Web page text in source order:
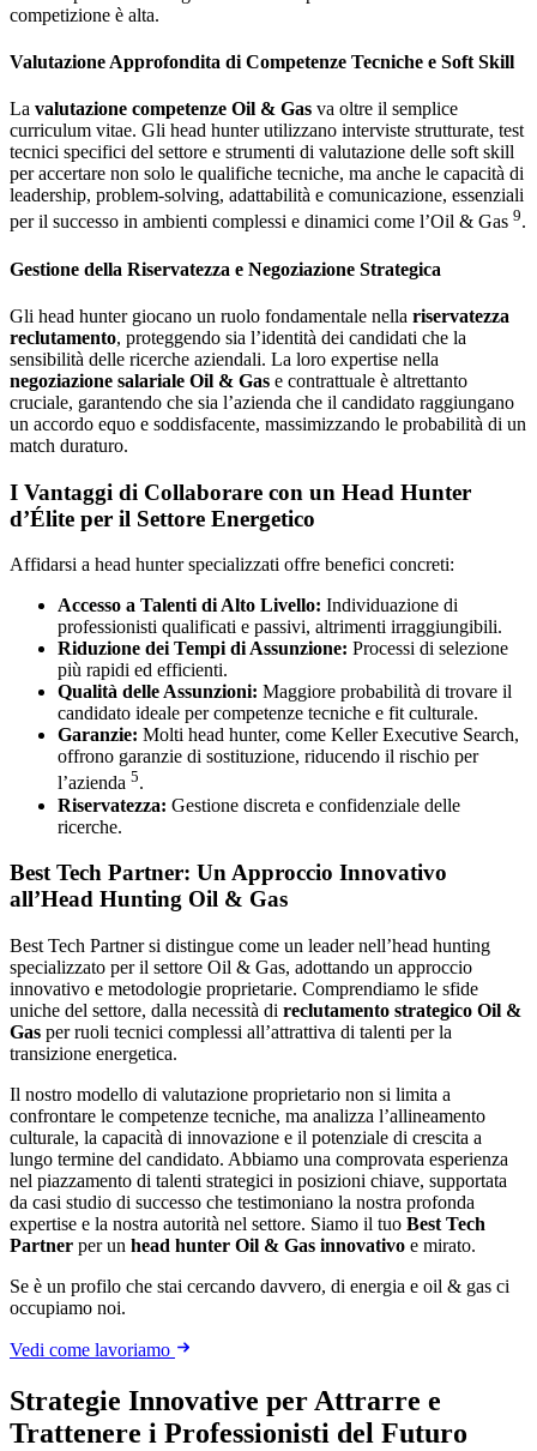
competizione è alta.
Valutazione Approfondita di Competenze Tecniche e Soft Skill
La valutazione competenze Oil & Gas va oltre il semplice
curriculum vitae. Gli head hunter utilizzano interviste strutturate, test
tecnici specifici del settore e strumenti di valutazione delle soft skill
per accertare non solo le qualifiche tecniche, ma anche le capacità di
leadership, problem-solving, adattabilità e comunicazione, essenziali
per il successo in ambienti complessi e dinamici come l’Oil & Gas 9.
Gestione della Riservatezza e Negoziazione Strategica
Gli head hunter giocano un ruolo fondamentale nella riservatezza
reclutamento, proteggendo sia l’identità dei candidati che la
sensibilità delle ricerche aziendali. La loro expertise nella
negoziazione salariale Oil & Gas e contrattuale è altrettanto
cruciale, garantendo che sia l’azienda che il candidato raggiungano
un accordo equo e soddisfacente, massimizzando le probabilità di un
match duraturo.
I Vantaggi di Collaborare con un Head Hunter
d’Élite per il Settore Energetico
Affidarsi a head hunter specializzati offre benefici concreti:
Accesso a Talenti di Alto Livello: Individuazione di
professionisti qualificati e passivi, altrimenti irraggiungibili.
Riduzione dei Tempi di Assunzione: Processi di selezione
più rapidi ed efficienti.
Qualità delle Assunzioni: Maggiore probabilità di trovare il
candidato ideale per competenze tecniche e fit culturale.
Garanzie: Molti head hunter, come Keller Executive Search,
offrono garanzie di sostituzione, riducendo il rischio per
l’azienda 5.
Riservatezza: Gestione discreta e confidenziale delle
ricerche.
Best Tech Partner: Un Approccio Innovativo
all’Head Hunting Oil & Gas
Best Tech Partner si distingue come un leader nell’head hunting
specializzato per il settore Oil & Gas, adottando un approccio
innovativo e metodologie proprietarie. Comprendiamo le sfide
uniche del settore, dalla necessità di reclutamento strategico Oil &
Gas per ruoli tecnici complessi all’attrattiva di talenti per la
transizione energetica.
Il nostro modello di valutazione proprietario non si limita a
confrontare le competenze tecniche, ma analizza l’allineamento
culturale, la capacità di innovazione e il potenziale di crescita a
lungo termine del candidato. Abbiamo una comprovata esperienza
nel piazzamento di talenti strategici in posizioni chiave, supportata
da casi studio di successo che testimoniano la nostra profonda
expertise e la nostra autorità nel settore. Siamo il tuo Best Tech
Partner per un head hunter Oil & Gas innovativo e mirato.
Se è un profilo che stai cercando davvero, di energia e oil & gas ci
occupiamo noi.
Vedi come lavoriamo
Strategie Innovative per Attrarre e
Trattenere i Professionisti del Futuro